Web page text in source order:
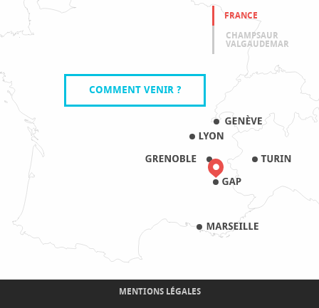
FRANCE
CHAMPSAUR
VALGAUDEMAR
COMMENT VENIR ?
MENTIONS LÉGALES